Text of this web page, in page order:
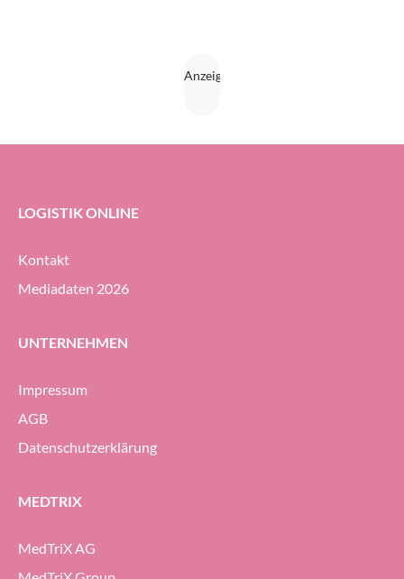
LOGISTIK ONLINE
Kontakt
Mediadaten 2026
UNTERNEHMEN
Impressum
AGB
Datenschutzerklärung
MEDTRIX
MedTriX AG